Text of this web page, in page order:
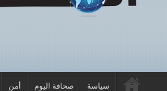
سياسة صحافة اليوم أمن